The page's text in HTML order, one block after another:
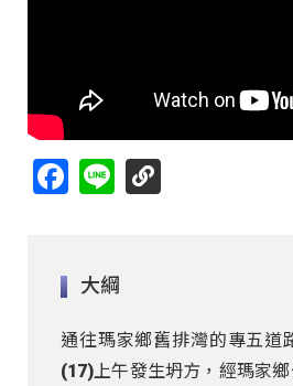
Facebook
Line
大綱
通往瑪家鄉舊排灣的專五道
(17)上午發生坍方，經瑪家